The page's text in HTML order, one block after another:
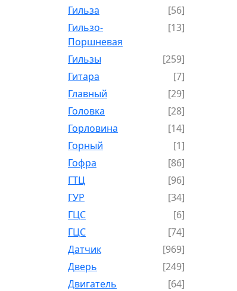
Гильза
[56]
Гильзо-
Поршневая
[13]
Гильзы
[259]
Гитара
[7]
Главный
[29]
Головка
[28]
Горловина
[14]
Горный
[1]
Гофра
[86]
ГТЦ
[96]
ГУР
[34]
ГЦC
[6]
ГЦС
[74]
Датчик
[969]
Дверь
[249]
Двигатель
[64]